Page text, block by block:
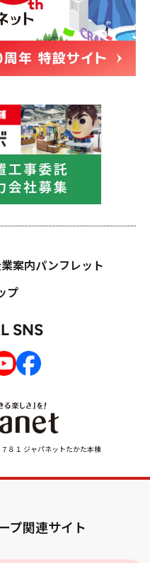
８１ ジャパネットたかた本棟
案内パンフレット
プ
SNS
プ関連サイト